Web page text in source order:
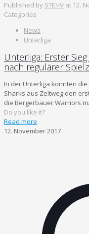
Published by STEHV at 12.
Categories
News
Unterliga
Unterliga: Erster
nach regulärer
In der Unterliga konnten
Sharks aus Zeltweg den
die Bergerbauer Warriors
Do you like it?
Read more
12. November 2017